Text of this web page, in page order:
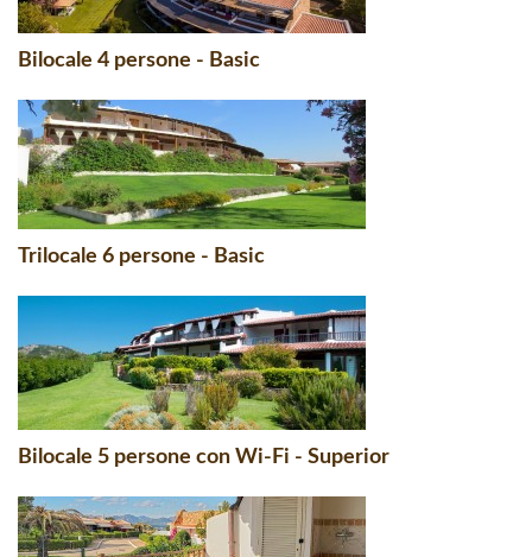
Bilocale 4 persone - Basic
Trilocale 6 persone - Basic
Bilocale 5 persone con Wi-Fi - Superior